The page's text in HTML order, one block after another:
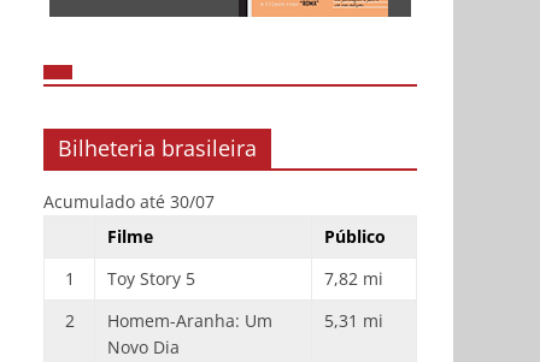
Bilheteria brasileira
Acumulado até 30/07
Filme
Público
1
Toy Story 5
7,82 mi
2
Homem-Aranha: Um
Novo Dia
5,31 mi